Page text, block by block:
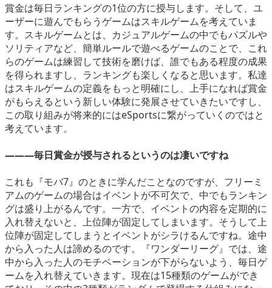
賞金は毎日ランキングの1位の方に授与します。そして、ユ
ーザーに遊んでもらうゲームはスキルゲームを考えていま
す。スキルゲームとは、カジュアルゲームの中でもパズルや
ソリティアなど、簡単ルールで遊べるゲームのことで、これ
らのゲームは練習して技術を磨けば、誰でもある程度の成果
を得られますし、ランキングも楽しくなると思います。私達
はスキルゲームの定義をもっと明確にし、上手になれば賞金
がもらえるという新しい体験に発展させていきたいですし、
この取り組みが将来的にはeSportsに繋がっていくのではと
考えています。
―――毎日賞金が授与されるというのは凄いですね
これも『モバ7』のときに学んだことなのですが、フリーミ
アムのゲームの場合はイベントが不可欠で、中でもランキン
グは盛り上がるんです。一方で、イベントの内容を定期的に
入れ替えないと、上位陣が固定してしまいます。そうして上
位陣が固定してしまうとイベントがシラけるんですね。途中
から入った人は諦めるのです。『ワンダーリーグ』では、途
中から入った人のモチベーションが下がらないよう、毎日ゲ
ームを入れ替えていきます。現在は15種類のゲームができ